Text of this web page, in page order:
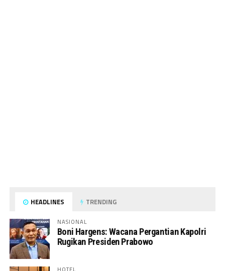
HEADLINES TRENDING
NASIONAL
Boni Hargens: Wacana Pergantian Kapolri
Rugikan Presiden Prabowo
HOTEL